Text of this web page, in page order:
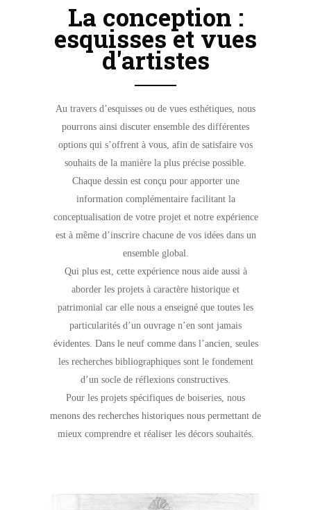
La conception :
esquisses et vues
d'artistes
Au travers d’esquisses ou de vues esthétiques, nous
pourrons ainsi discuter ensemble des différentes
options qui s’offrent à vous, afin de satisfaire vos
souhaits de la manière la plus précise possible.
Chaque dessin est conçu pour apporter une
information complémentaire facilitant la
conceptualisation de votre projet et notre expérience
est à même d’inscrire chacune de vos idées dans un
ensemble global.
Qui plus est, cette expérience nous aide aussi à
aborder les projets à caractère historique et
patrimonial car elle nous a enseigné que toutes les
particularités d’un ouvrage n’en sont jamais
évidentes. Dans le neuf comme dans l’ancien, seules
les recherches bibliographiques sont le fondement
d’un socle de réflexions constructives.
Pour les projets spécifiques de boiseries, nous
menons des recherches historiques nous permettant de
mieux comprendre et réaliser les décors souhaités.